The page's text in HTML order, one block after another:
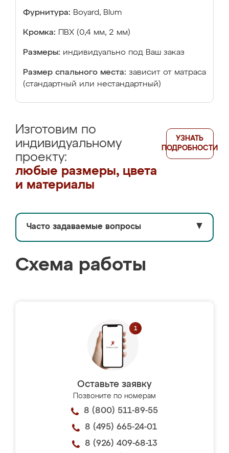
Фурнитура: Boyard, Blum
Кромка: ПВХ (0,4 мм, 2 мм)
Размеры: индивидуально под Ваш заказ
Размер спального места: зависит от матраса
(стандартный или нестандартный)
Изготовим по
индивидуальному
проекту:
любые размеры, цвета
и материалы
УЗНАТЬ
ПОДРОБНОСТИ
Часто задаваемые вопросы ▼
Схема работы
Оставьте заявку
Позвоните по номерам
8 (800) 511-89-55
8 (495) 665-24-01
8 (926) 409-68-13